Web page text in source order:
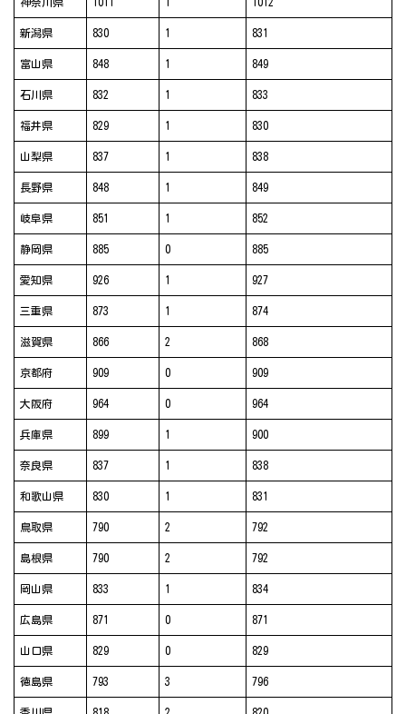
神奈川県 1011 1 1012
新潟県 830 1 831
富山県 848 1 849
石川県 832 1 833
福井県 829 1 830
山梨県 837 1 838
長野県 848 1 849
岐阜県 851 1 852
静岡県 885 0 885
愛知県 926 1 927
三重県 873 1 874
滋賀県 866 2 868
京都府 909 0 909
大阪府 964 0 964
兵庫県 899 1 900
奈良県 837 1 838
和歌山県 830 1 831
鳥取県 790 2 792
島根県 790 2 792
岡山県 833 1 834
広島県 871 0 871
山口県 829 0 829
徳島県 793 3 796